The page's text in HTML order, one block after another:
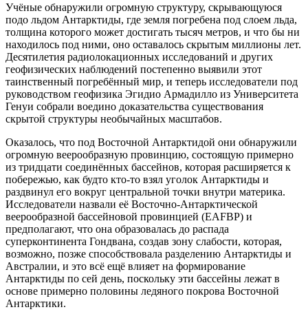
Учёные обнаружили огромную структуру, скрывающуюся
подо льдом Антарктиды, где земля погребена под слоем льда,
толщина которого может достигать тысяч метров, и что бы ни
находилось под ними, оно оставалось скрытым миллионы лет.
Десятилетия радиолокационных исследований и других
геофизических наблюдений постепенно выявили этот
таинственный погребённый мир, и теперь исследователи под
руководством геофизика Эгидио Армадилло из Университета
Генуи собрали воедино доказательства существования
скрытой структуры необычайных масштабов.
Оказалось, что под Восточной Антарктидой они обнаружили
огромную веерообразную провинцию, состоящую примерно
из тридцати соединённых бассейнов, которая расширяется к
побережью, как будто кто-то взял уголок Антарктиды и
раздвинул его вокруг центральной точки внутри материка.
Исследователи назвали её Восточно-Антарктической
веерообразной бассейновой провинцией (EAFBP) и
предполагают, что она образовалась до распада
суперконтинента Гондвана, создав зону слабости, которая,
возможно, позже способствовала разделению Антарктиды и
Австралии, и это всё ещё влияет на формирование
Антарктиды по сей день, поскольку эти бассейны лежат в
основе примерно половины ледяного покрова Восточной
Антарктики.